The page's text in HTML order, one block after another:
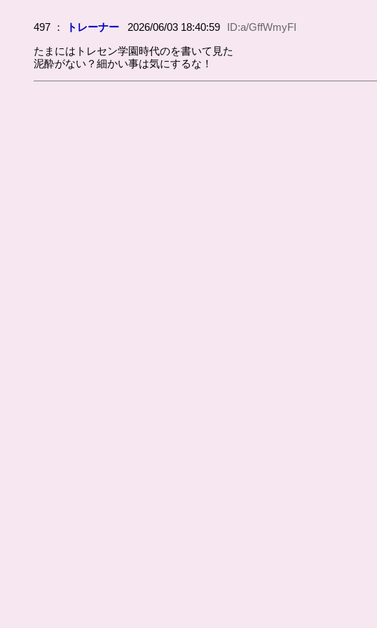
497 ： トレーナー 2026/06/03 18:40:59
ID:a/GffWmyFI
たまにはトレセン学園時代のを書いて見た
泥酔がない？細かい事は気にするな！